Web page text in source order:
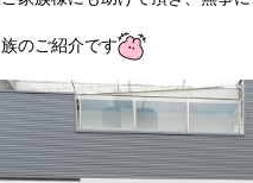
のご紹介です